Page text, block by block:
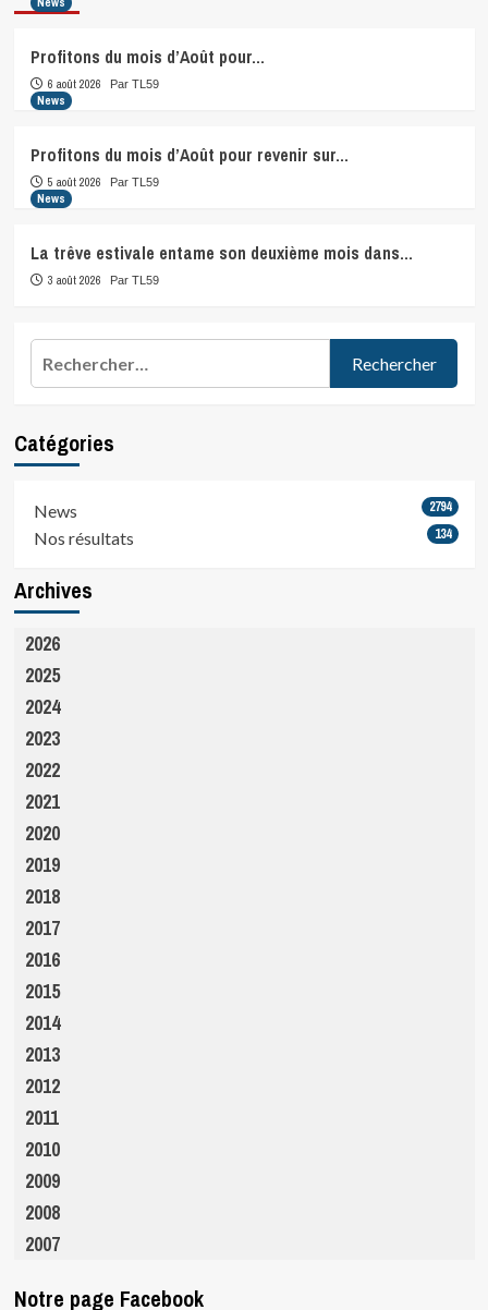
Profitons du mois d’Août pour…
6 août 2026 Par TL59
News
Profitons du mois d’Août pour revenir sur…
5 août 2026 Par TL59
News
La trêve estivale entame son deuxième mois dans…
3 août 2026 Par TL59
Catégories
News 2794
Nos résultats 134
Archives
2026
2025
2024
2023
2022
2021
2020
2019
2018
2017
2016
2015
2014
2013
2012
2011
2010
2009
2008
2007
Notre page Facebook